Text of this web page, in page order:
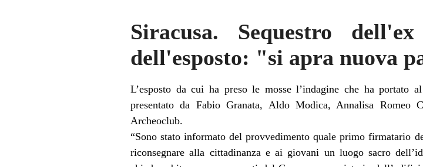
Siracusa. Sequestro
dell'esposto: "si apra nuova
L’esposto da cui ha preso le mosse l’indagine che ha portato
presentato da Fabio Granata, Aldo Modica, Annalisa
Archeoclub.
“Sono stato informato del provvedimento quale primo firmatario
riconsegnare alla cittadinanza e ai giovani un luogo sacro